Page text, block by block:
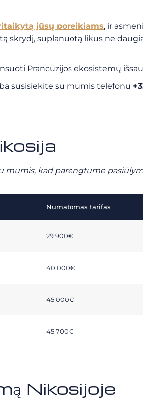
jūsų poreikiams, ir
skrydį, suplanuotą likus ne
Prancūzijos ekosistemų
susisiekite su mumis telefonu
mumis, kad parengtume
Numatomas tarifas
29 900€
40 000€
45 000€
45 700€
Nikosijoje